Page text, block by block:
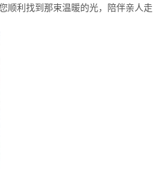
顺利找到那束温暖的光，陪伴亲人走